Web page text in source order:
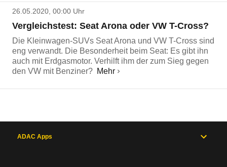
26.05.2020, 00:00 Uhr
Vergleichstest: Seat Arona oder VW T-Cross?
Die Kleinwagen-SUVs Seat Arona und VW T-Cross sind
eng verwandt. Die Besonderheit beim Seat: Es gibt ihn
auch mit Erdgasmotor. Verhilft ihm der zum Sieg gegen
den VW mit Benziner? Mehr
ADAC Apps